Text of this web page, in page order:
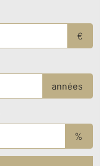
€
années
%